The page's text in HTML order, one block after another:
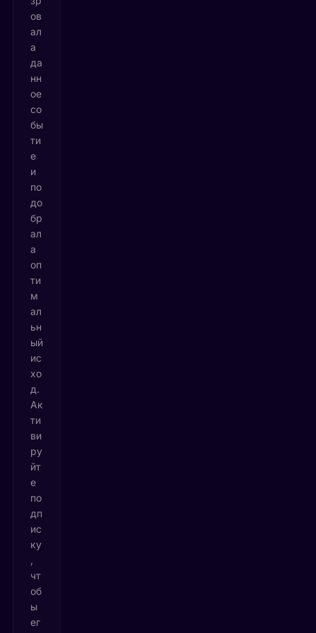
ов
ал
а
да
нн
ое
со
бы
ти
е
и
по
до
бр
ал
а
оп
ти
м
ал
ьн
ый
ис
хо
д.
Ак
ти
ви
ру
йт
е
по
дп
ис
ку
чт
об
ы
ег